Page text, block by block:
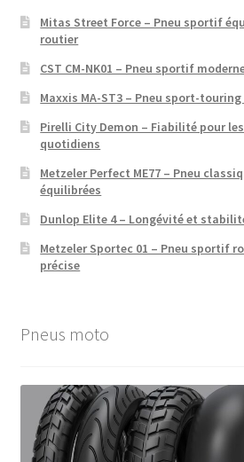
Mitas Street Force – Pneu sportif
routier
CST CM-NK01 – Pneu sportif
Maxxis MA-ST3 – Pneu sport-
Pirelli City Demon – Fiabilité pour
quotidiens
Metzeler Perfect ME77 – Pneu
équilibrées
Dunlop Elite 4 – Longévité et
Metzeler Sportec 01 – Pneu sportif
précise
Pneus moto